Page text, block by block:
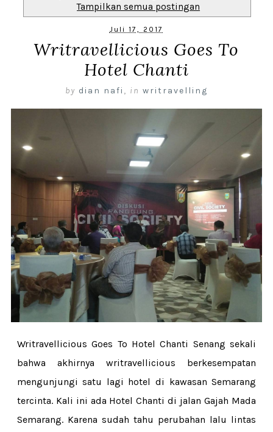
Tampilkan semua postingan
Juli 17, 2017
Writravellicious Goes To
Hotel Chanti
by dian nafi , in writravelling
Writravellicious Goes To Hotel Chanti Senang sekali
bahwa akhirnya writravellicious berkesempatan
mengunjungi satu lagi hotel di kawasan Semarang
tercinta. Kali ini ada Hotel Chanti di jalan Gajah Mada
Semarang. Karena sudah tahu perubahan lalu lintas